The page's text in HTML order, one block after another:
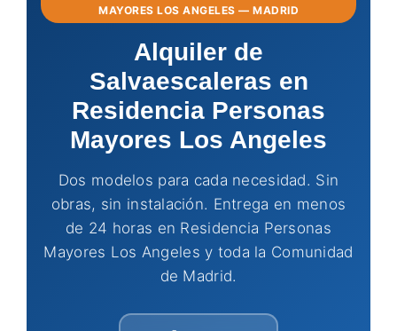
MAYORES LOS ANGELES — MADRID
Alquiler de
Salvaescaleras en
Residencia Personas
Mayores Los Angeles
Dos modelos para cada necesidad. Sin
obras, sin instalación. Entrega en menos
de 24 horas en Residencia Personas
Mayores Los Angeles y toda la Comunidad
de Madrid.